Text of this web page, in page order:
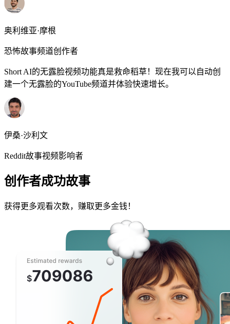
奥利维亚·摩根
恐怖故事频道创作者
Short AI的无露脸视频功能真是救命稻草！现在我可以自动创
建一个无露脸的YouTube频道并体验快速增长。
伊桑·沙利文
Reddit故事视频影响者
创作者成功故事
获得更多观看次数，赚取更多金钱！